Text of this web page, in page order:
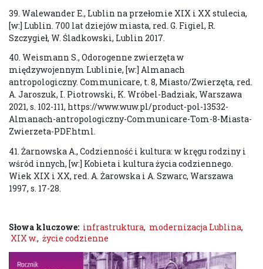
39. Walewander E., Lublin na przełomie XIX i XX stulecia,
[w:] Lublin. 700 lat dziejów miasta, red. G. Figiel, R.
Szczygieł, W. Śladkowski, Lublin 2017.
40. Weismann S., Odorogenne zwierzęta w
międzywojennym Lublinie, [w:] Almanach
antropologiczny. Communicare, t. 8, Miasto/Zwierzęta, red.
A. Jaroszuk, I. Piotrowski, K. Wróbel-Badziak, Warszawa
2021, s. 102-111, https://www.wuw.pl/product-pol-13532-
Almanach-antropologiczny-Communicare-Tom-8-Miasta-
Zwierzeta-PDF.html.
41. Żarnowska A., Codzienność i kultura: w kręgu rodziny i
wśród innych, [w:] Kobieta i kultura życia codziennego.
Wiek XIX i XX, red. A. Żarowska i A. Szwarc, Warszawa
1997, s. 17-28.
Słowa kluczowe: infrastruktura, modernizacja Lublina,
XIX w., życie codzienne